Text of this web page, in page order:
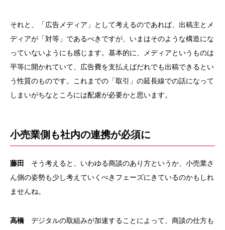
それと、「広告メディア」として考えるのであれば、出稿主とメ
ディアが「対等」であるべきですが、いまはそのような構造にな
っていないようにも感じます。基本的に、メディアというものは
平等に開かれていて、広告費を支払えばだれでも出稿できるとい
う性質のものです。これまでの「取引」の延長線での話になって
しまいがちなところには配慮が必要かと思います。
小売業側も社内の連携が必須に
藤田
そう考えると、いわゆる商談のあり方というか、小売業さ
ん側の姿勢も少し考えていくべきフェーズにきているのかもしれ
ませんね。
高橋 デジタルの取組みが加速することによって、商談の仕方も